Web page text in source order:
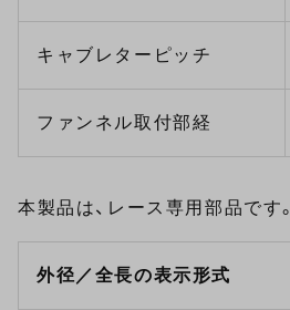
キャブレターピッチ
ファンネル取付部経
本製品は、レース専用部品です。
外径／全長の表示形式